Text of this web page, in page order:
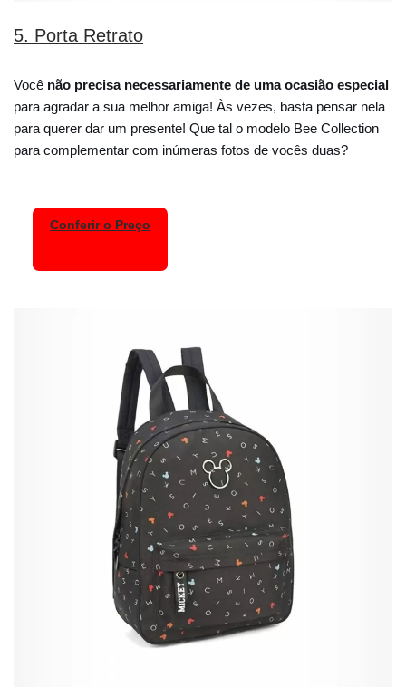
5. Porta Retrato
Você não precisa necessariamente de uma ocasião especial
para agradar a sua melhor amiga! Às vezes, basta pensar nela
para querer dar um presente! Que tal o modelo Bee Collection
para complementar com inúmeras fotos de vocês duas?
Conferir o Preço